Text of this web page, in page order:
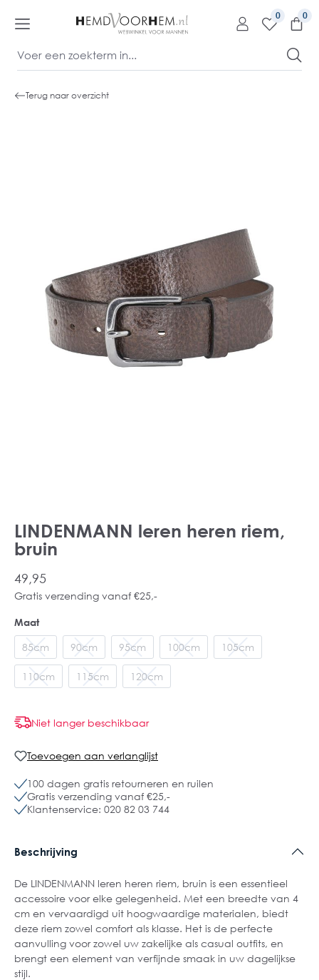
0
Terug naar overzicht
LINDENMANN leren heren riem,
bruin
49,95
Gratis verzending vanaf €25,-
Maat
85cm 90cm 95cm 100cm 105cm
110cm 115cm 120cm
Niet langer beschikbaar
Toevoegen aan verlanglijst
100 dagen gratis retourneren en ruilen
Gratis verzending vanaf €25,-
Klantenservice: 020 82 03 744
Beschrijving
De LINDENMANN leren heren riem, bruin is een essentieel
accessoire voor elke gelegenheid. Met een breedte van 4
cm en vervaardigd uit hoogwaardige materialen, biedt
deze riem zowel comfort als klasse. Het is de perfecte
aanvulling voor zowel uw zakelijke als casual outfits, en
brengt een element van verfijnde smaak in uw dagelijkse
stijl.